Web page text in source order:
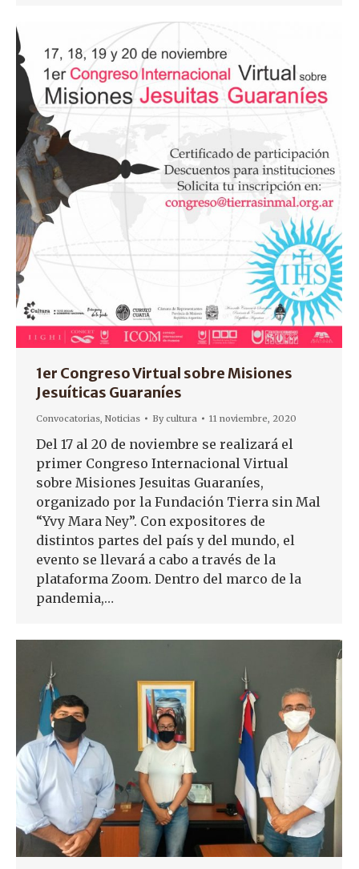
1er Congreso Virtual sobre Misiones
Jesuíticas Guaraníes
Convocatorias, Noticias Bycultura 11 noviembre, 2020
Del 17 al 20 de noviembre se realizará el
primer Congreso Internacional Virtual
sobre Misiones Jesuitas Guaraníes,
organizado por la Fundación Tierra sin Mal
“Yvy Mara Ney”. Con expositores de
distintos partes del país y del mundo, el
evento se llevará a cabo a través de la
plataforma Zoom. Dentro del marco de la
pandemia,…